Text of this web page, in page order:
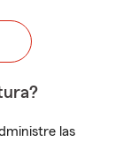
las